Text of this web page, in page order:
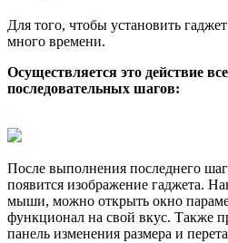
Для того, чтобы установить
много времени.
Осуществляется это действие
последовательных шагов:
После выполнения последнего
появится изображение гаджета.
мыши, можно открыть окно
функционал на свой вкус. Также
панель изменения размера и